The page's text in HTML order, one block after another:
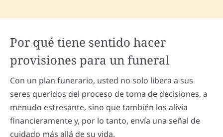
Por qué tiene sentido hacer
provisiones para un funeral
Con un plan funerario, usted no solo libera a sus
seres queridos del proceso de toma de decisiones, a
menudo estresante, sino que también los alivia
financieramente y, por lo tanto, envía una señal de
cuidado más allá de su vida.